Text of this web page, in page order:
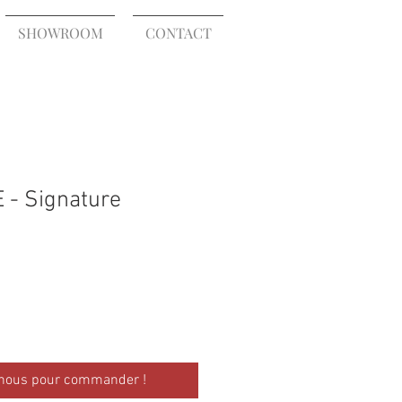
SHOWROOM CONTACT
- Signature
pour commander !